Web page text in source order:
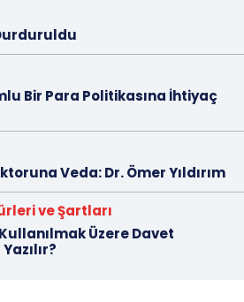
Bir Para Politikasına İhtiyaç
Veda: Dr. Ömer Yıldırım
ve Şartları
Üzere Davet